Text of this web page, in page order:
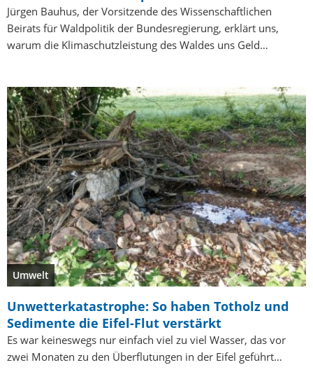
Jürgen Bauhus, der Vorsitzende des Wissenschaftlichen
Beirats für Waldpolitik der Bundesregierung, erklärt uns,
warum die Klimaschutzleistung des Waldes uns Geld…
Umwelt
Unwetterkatastrophe: So haben Totholz und
Sedimente die Eifel-Flut verstärkt
Es war keineswegs nur einfach viel zu viel Wasser, das vor
zwei Monaten zu den Überflutungen in der Eifel geführt…